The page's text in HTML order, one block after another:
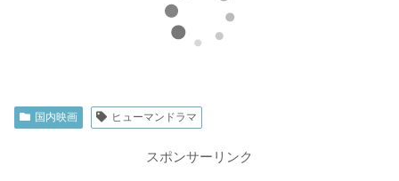
国内映画 ヒューマンドラマ
スポンサーリンク